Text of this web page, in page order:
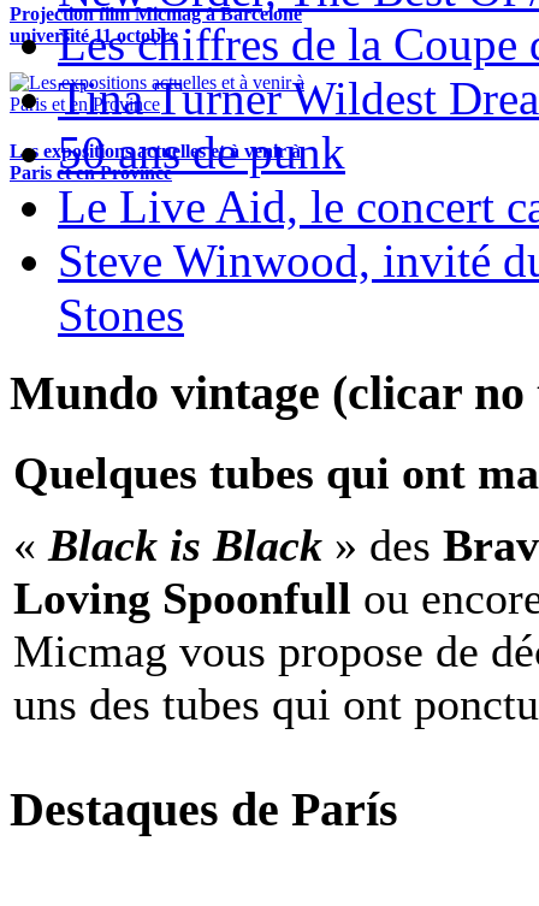
Projection film Micmag à Barcelone
université 11 octobre
Les expositions actuelles et à venir à
Paris et en Province
Les chiffres de la Coupe
Tina Turner Wildest
50 ans de punk
Le Live Aid, le concert
Steve Winwood, invité
Stones
Mundo vintage (clicar
Quelques tubes qui ont
« Black is Black » des
Loving Spoonfull ou
Micmag vous propose de
uns des tubes qui ont
Destaques de París